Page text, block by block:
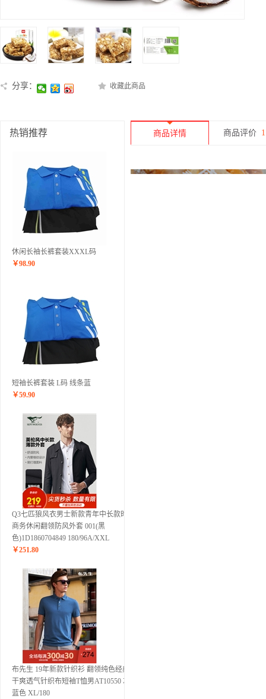
分享： 收藏此商品
热销推荐
休闲长袖长裤套装XXXL码
￥98.90
短袖长裤套装 L码 线条蓝
￥59.90
Q3七匹狼风衣男士新款青年中长款时尚
商务休闲翻领防风外套 001(黑
色)1D1860704849 180/96A/XXL
￥251.80
布先生 19年新款针织衫 翻领纯色经典
干爽透气针织布短袖T恤男AT10550 灰
蓝色 XL/180
商品详情 商品评价